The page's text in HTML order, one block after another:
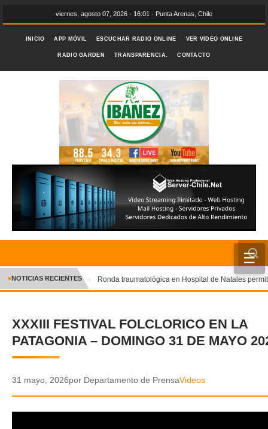
viernes, agosto 07, 2026 - 16:01 - Punta Arenas, Chile
INICIO APP MÓVIL ESCUCHAR RADIO ONLINE VER VIDEO ONLINE
RADIO GARDEN TRANSPARENCIA. CONTACTO
☰
INICIO
CRÓNICA
DEPORTES
POLICIAL
✕
●NOTICIAS RECIENTES Ronda traumatológica en Hospital de Natales
XXXIII FESTIVAL FOLCLORICO EN LA
PATAGONIA – DOMINGO 31 DE MAYO
31 mayo, 2026por Departamento de PrensaVideos